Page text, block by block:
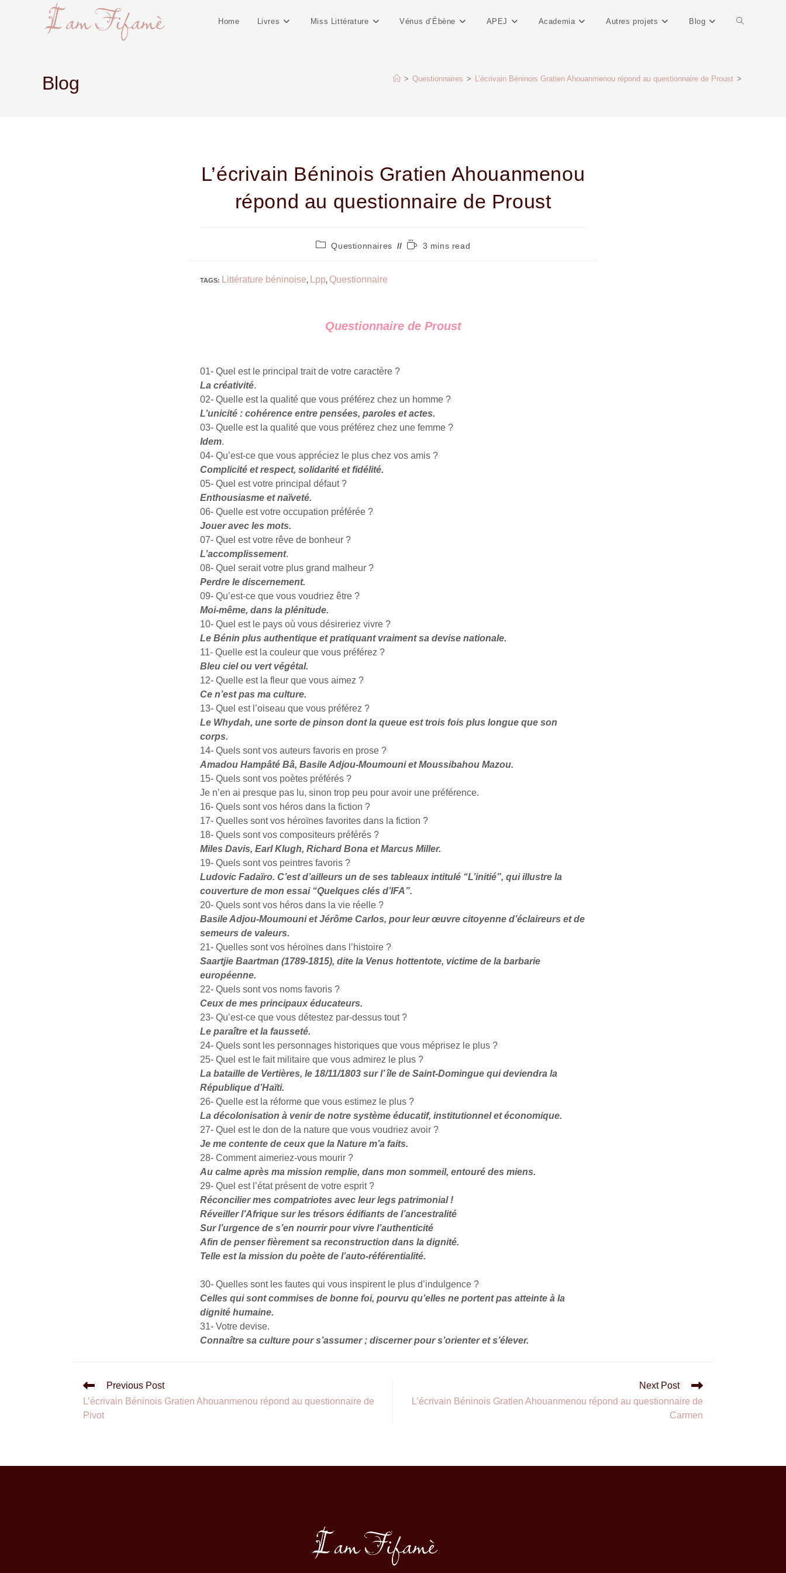
Home Livres Miss Littérature Vénus d’Ébène APEJ Academia Autres projets Blog
Blog > Questionnaires > L’écrivain Béninois Gratien Ahouanmenou répond au questionnaire de Proust >
L’écrivain Béninois Gratien Ahouanmenou
répond au questionnaire de Proust
Questionnaires 3 mins read
TAGS: Littérature béninoise, Lpp, Questionnaire
Questionnaire de Proust
01- Quel est le principal trait de votre caractère ?
La créativité.
02- Quelle est la qualité que vous préférez chez un homme ?
L’unicité : cohérence entre pensées, paroles et actes.
03- Quelle est la qualité que vous préférez chez une femme ?
Idem.
04- Qu’est-ce que vous appréciez le plus chez vos amis ?
Complicité et respect, solidarité et fidélité.
05- Quel est votre principal défaut ?
Enthousiasme et naïveté.
06- Quelle est votre occupation préférée ?
Jouer avec les mots.
07- Quel est votre rêve de bonheur ?
L’accomplissement.
08- Quel serait votre plus grand malheur ?
Perdre le discernement.
09- Qu’est-ce que vous voudriez être ?
Moi-même, dans la plénitude.
10- Quel est le pays où vous désireriez vivre ?
Le Bénin plus authentique et pratiquant vraiment sa devise nationale.
11- Quelle est la couleur que vous préférez ?
Bleu ciel ou vert végétal.
12- Quelle est la fleur que vous aimez ?
Ce n’est pas ma culture.
13- Quel est l’oiseau que vous préférez ?
Le Whydah, une sorte de pinson dont la queue est trois fois plus longue que son
corps.
14- Quels sont vos auteurs favoris en prose ?
Amadou Hampâté Bâ, Basile Adjou-Moumouni et Moussibahou Mazou.
15- Quels sont vos poètes préférés ?
Je n’en ai presque pas lu, sinon trop peu pour avoir une préférence.
16- Quels sont vos héros dans la fiction ?
17- Quelles sont vos héroïnes favorites dans la fiction ?
18- Quels sont vos compositeurs préférés ?
Miles Davis, Earl Klugh, Richard Bona et Marcus Miller.
19- Quels sont vos peintres favoris ?
Ludovic Fadaïro. C’est d’ailleurs un de ses tableaux intitulé “L’initié”, qui illustre la
couverture de mon essai “Quelques clés d’IFA”.
20- Quels sont vos héros dans la vie réelle ?
Basile Adjou-Moumouni et Jérôme Carlos, pour leur œuvre citoyenne d’éclaireurs et de
semeurs de valeurs.
21- Quelles sont vos héroïnes dans l’histoire ?
Saartjie Baartman (1789-1815), dite la Venus hottentote, victime de la barbarie
européenne.
22- Quels sont vos noms favoris ?
Ceux de mes principaux éducateurs.
23- Qu’est-ce que vous détestez par-dessus tout ?
Le paraître et la fausseté.
24- Quels sont les personnages historiques que vous méprisez le plus ?
25- Quel est le fait militaire que vous admirez le plus ?
La bataille de Vertières, le 18/11/1803 sur l’ île de Saint-Domingue qui deviendra la
République d’Haïti.
26- Quelle est la réforme que vous estimez le plus ?
La décolonisation à venir de notre système éducatif, institutionnel et économique.
27- Quel est le don de la nature que vous voudriez avoir ?
Je me contente de ceux que la Nature m’a faits.
28- Comment aimeriez-vous mourir ?
Au calme après ma mission remplie, dans mon sommeil, entouré des miens.
29- Quel est l’état présent de votre esprit ?
Réconcilier mes compatriotes avec leur legs patrimonial !
Réveiller l’Afrique sur les trésors édifiants de l’ancestralité
Sur l’urgence de s’en nourrir pour vivre l’authenticité
Afin de penser fièrement sa reconstruction dans la dignité.
Telle est la mission du poète de l’auto-référentialité.
30- Quelles sont les fautes qui vous inspirent le plus d’indulgence ?
Celles qui sont commises de bonne foi, pourvu qu’elles ne portent pas atteinte à la
dignité humaine.
31- Votre devise.
Connaître sa culture pour s’assumer ; discerner pour s’orienter et s’élever.
Previous Post
L’écrivain Béninois Gratien Ahouanmenou répond au questionnaire de
Pivot
Next Post
L’écrivain Béninois Gratien Ahouanmenou répond au questionnaire de
Carmen